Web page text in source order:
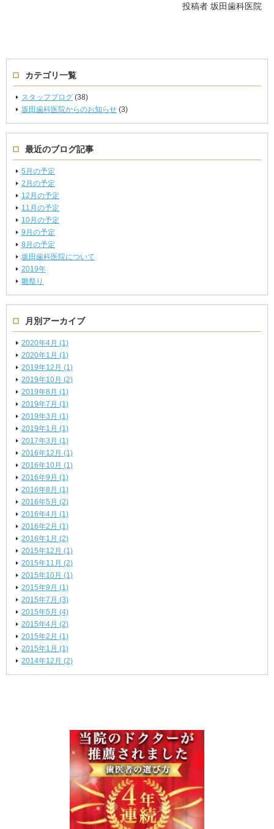
投稿者 坂田歯科医院
カテゴリ一覧
スタッフブログ (38)
坂田歯科医院からのお知らせ (3)
最近のブログ記事
5月の予定
2月の予定
12月の予定
11月の予定
10月の予定
9月の予定
8月の予定
坂田歯科医院について
2019年
雛祭り
月別アーカイブ
2020年4月 (1)
2020年1月 (1)
2019年12月 (1)
2019年10月 (2)
2019年8月 (1)
2019年7月 (1)
2019年3月 (1)
2019年1月 (1)
2017年3月 (1)
2016年12月 (1)
2016年10月 (1)
2016年9月 (1)
2016年8月 (1)
2016年5月 (2)
2016年4月 (1)
2016年2月 (1)
2016年1月 (2)
2015年12月 (1)
2015年11月 (2)
2015年10月 (1)
2015年9月 (1)
2015年7月 (3)
2015年5月 (4)
2015年4月 (2)
2015年2月 (1)
2015年1月 (1)
2014年12月 (2)